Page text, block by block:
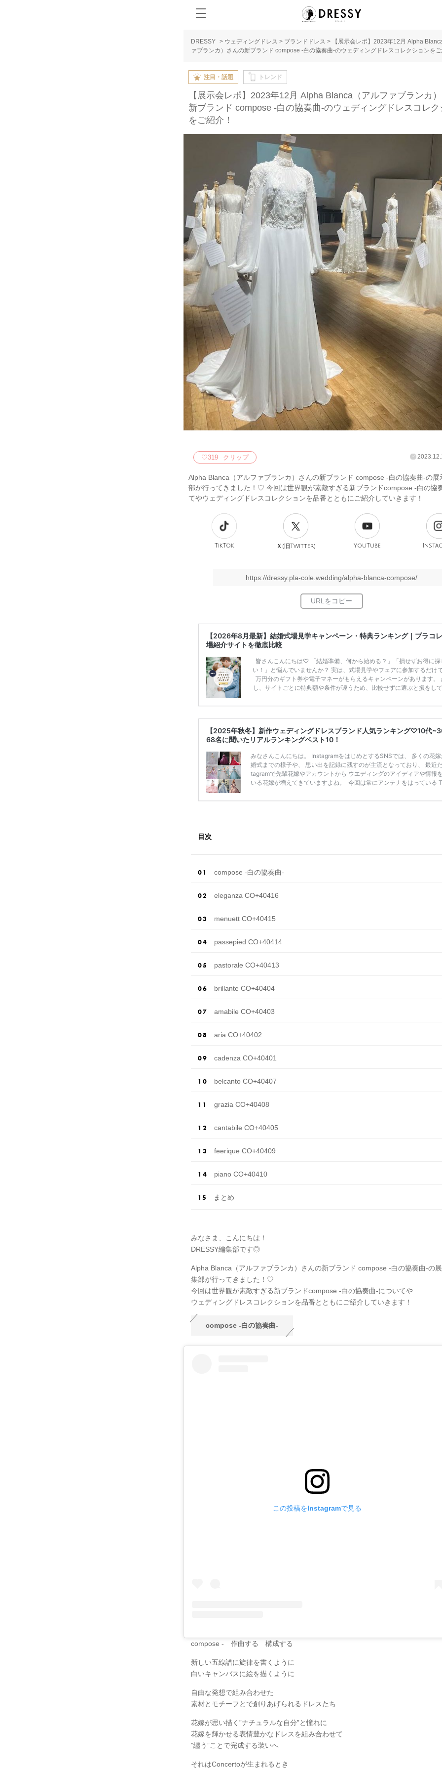
DRESSY > ウェディングドレス > ブランドドレス >
【展示会レポ】2023年12月 Alpha
ァブランカ）さんの新ブランド compose -白の協奏曲-のウェディングドレスコレクションをご
注目・話題 トレンド
【展示会レポ】2023年12月 Alpha Blanca（アルファブランカ
新ブランド compose -白の協奏曲-のウェディングドレスコレク
をご紹介！
♡319 クリップ
Alpha Blanca（アルファブランカ）さんの新ブランド compose -白の協奏曲-の展
部が行ってきました！♡ 今回は世界観が素敵すぎる新ブランドcompose -白の協
てやウェディングドレスコレクションを品番とともにご紹介していきます！
TikTok Ｘ(旧Twitter) YouTube
https://dressy.pla-cole.wedding/alpha-blanca-compose/
【2026年8月最新】結婚式場見学キャンペーン・特典ランキング｜プラコ
場紹介サイトを徹底比較
皆さんこんにちは♡ 「結婚準備、何から始める？」「損せずお得に探
い！」と悩んでいませんか？ 実は、式場見学やフェアに参加するだけ
万円分のギフト券や電子マネーがもらえるキャンペーンがあります。
し、サイトごとに特典額や条件が違うため、比較せずに選ぶと損をし
ンペーン特典ランキングを公開！ 比較サイト：プラコレ、ゼクシィ、
補を絞れる「ウェディング診断」か、体験型 […]続きを読む
【2025年秋冬】新作ウェディングドレスブランド人気ランキング♡10代
68名に聞いたリアルランキングベスト10！
みなさんこんにちは。 InstagramをはじめとするSNSでは、 多くの花
婚式までの様子や、 思い出を記録に残すのが主流となっており、 最近
tagramで先輩花嫁やアカウントから ウエディングのアイディアや情報
いる花嫁が増えてきていますよね。 ​ 今回は常にアンテナをはっている
票に参加しました。 こちらの記事では集計結果をリアルなランキング
目次
compose -白の協奏曲-
eleganza CO+40416
menuett CO+40415
passepied CO+40414
pastorale CO+40413
brillante CO+40404
amabile CO+40403
aria CO+40402
cadenza CO+40401
belcanto CO+40407
grazia CO+40408
cantabile CO+40405
feerique CO+40409
piano CO+40410
まとめ
みなさま、こんにちは！
DRESSY編集部です◎
Alpha Blanca（アルファブランカ）さんの新ブランド compose -白の協奏曲-の
集部が行ってきました！♡
今回は世界観が素敵すぎる新ブランドcompose -白の協奏曲-についてや
ウェディングドレスコレクションを品番とともにご紹介していきます！
compose -白の協奏曲-
この投稿をInstagramで見る
compose - 作曲する 構成する
新しい五線譜に旋律を書くように
白いキャンバスに絵を描くように
自由な発想で組み合わせた
素材とモチーフとで創りあげられるドレスたち
花嫁が思い描く”ナチュラルな自分”と憧れに
花嫁を輝かせる表情豊かなドレスを組み合わせて
”纏う”ことで完成する装いへ
それはConcertoが生まれるとき